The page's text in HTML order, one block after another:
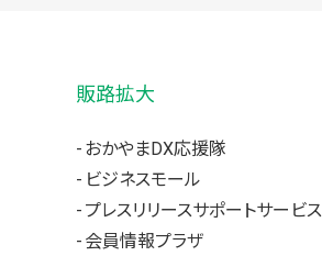
販路拡大
おかやまDX応援隊
ビジネスモール
プレスリリースサポートサービス
会員情報プラザ